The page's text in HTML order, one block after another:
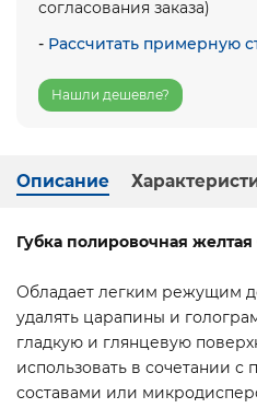
согласования заказа)
- Рассчитать примерную
Нашли дешевле?
Описание
Губка полировочная желтая
Обладает легким режущим
удалять царапины и
гладкую и глянцевую
использовать в сочетании
составами или